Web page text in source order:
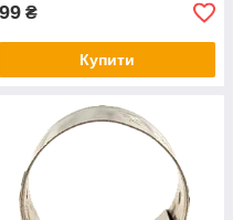
99 ₴
Купити